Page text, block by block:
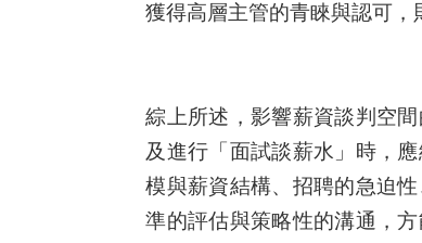
獲得高層主管的青睞與認可，
綜上所述，影響薪資談判空
及進行「面試談薪水」時，
模與薪資結構、招聘的急迫
準的評估與策略性的溝通，